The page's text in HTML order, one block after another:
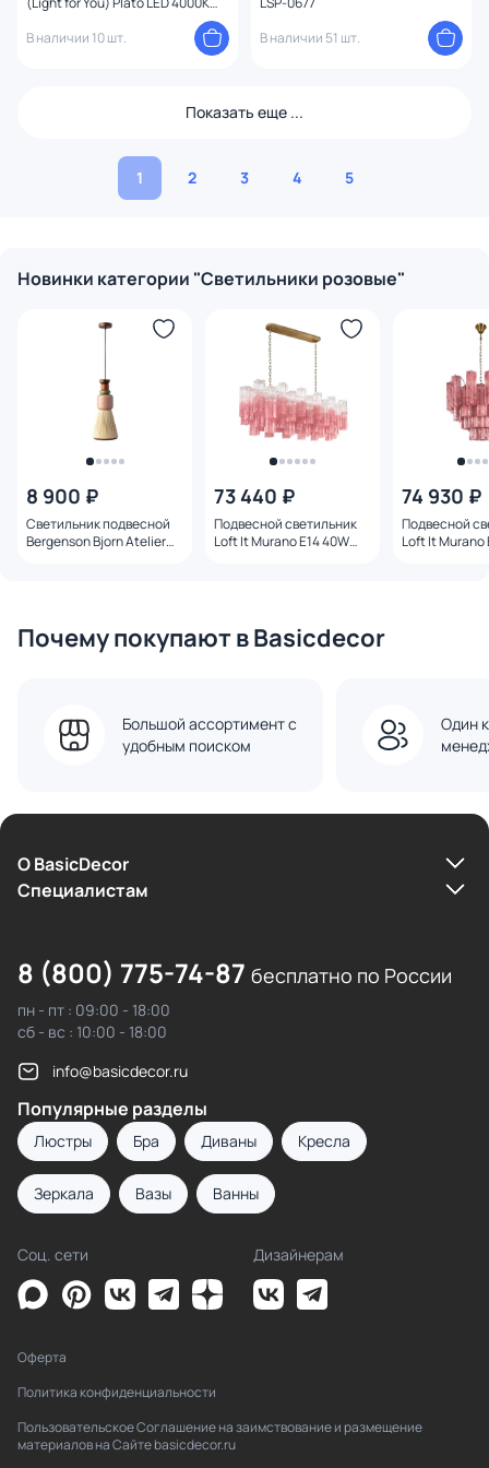
В наличии 10 шт.
В наличии 51 шт.
Показать еще ...
1 2 3 4 5
Новинки категории "Светильники розовые"
8 900 ₽
Светильник подвесной
Bergenson Bjorn Atelier
73 440 ₽
Подвесной светильник
Loft It Murano E14 40W
74 930 ₽
Подвесной
Loft It Murano
Почему покупают в Basicdecor
Большой ассортимент с
удобным поиском
Один
О BasicDecor
Cпециалистам
8 (800) 775-74-87 бесплатно по России
пн - пт : 09:00 - 18:00
сб - вс : 10:00 - 18:00
info@basicdecor.ru
Популярные разделы
Люстры Бра Диваны Кресла
Зеркала Вазы Ванны
Соц. сети Дизайнерам
Оферта
Политика конфиденциальности
Пользовательское Соглашение на заимствование и размещение
материалов на Сайте basicdecor.ru